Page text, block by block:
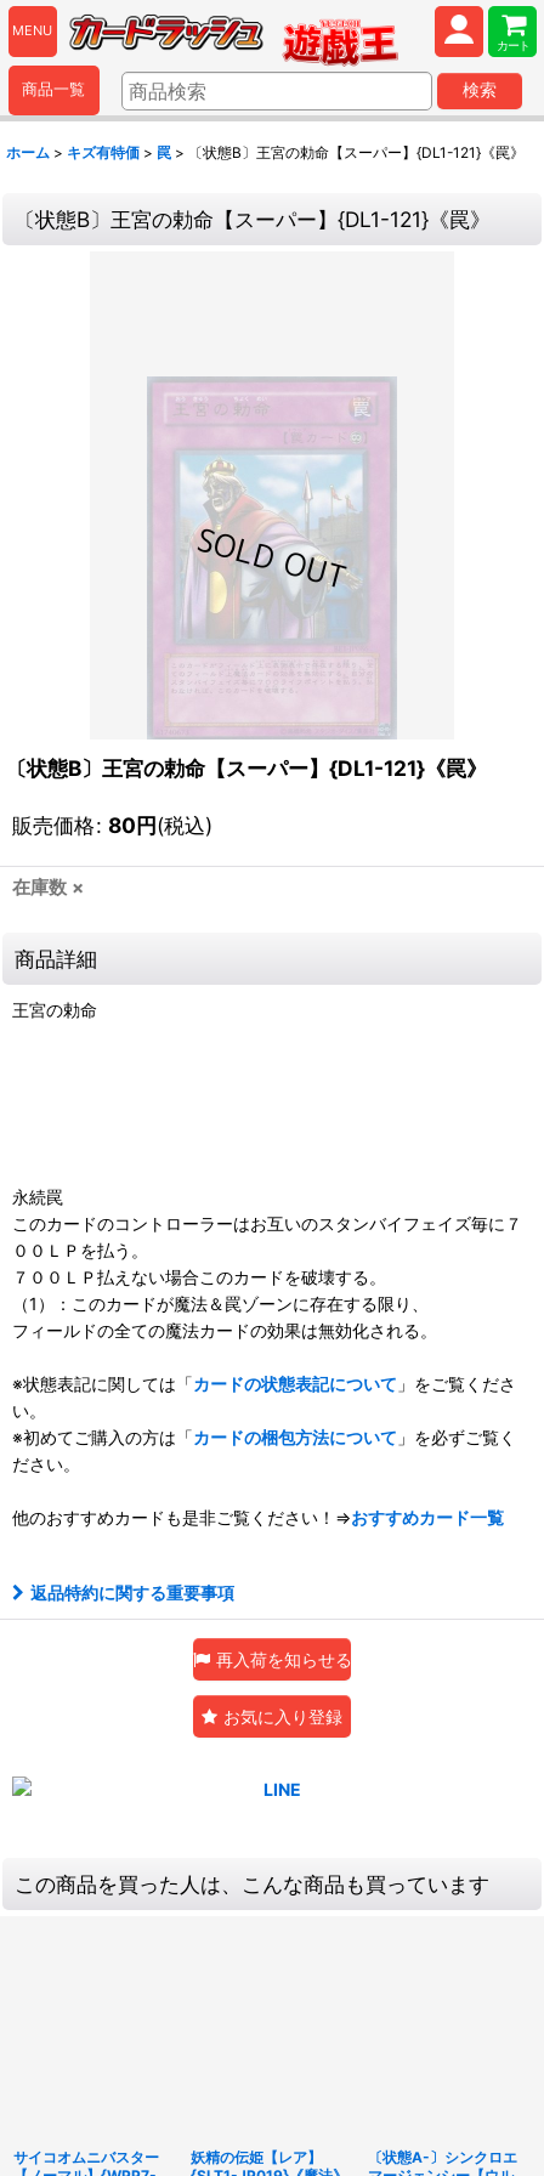
MENU
カート
商品一覧 検索
ホーム > キズ有特価 > 罠 > 〔状態B〕王宮の勅命【スーパー】{DL1-121}《罠》
〔状態B〕王宮の勅命【スーパー】{DL1-121}《罠》
〔状態B〕王宮の勅命【スーパー】{DL1-121}《罠》
販売価格: 80円(税込)
在庫数 ×
商品詳細
王宮の勅命
永続罠
このカードのコントローラーはお互いのスタンバイフェイズ毎に７
００ＬＰを払う。
７００ＬＰ払えない場合このカードを破壊する。
（1）：このカードが魔法＆罠ゾーンに存在する限り、
フィールドの全ての魔法カードの効果は無効化される。
※状態表記に関しては「カードの状態表記について 」をご覧くださ
い。
※初めてご購入の方は「カードの梱包方法について 」を必ずご覧く
ださい。
他のおすすめカードも是非ご覧ください！⇒おすすめカード一覧
返品特約に関する重要事項
再入荷を知らせる
お気に入り登録
この商品を買った人は、こんな商品も買っています
サイコオムニバスター
妖精の伝姫【レア】
〔状態A-〕シンクロエ